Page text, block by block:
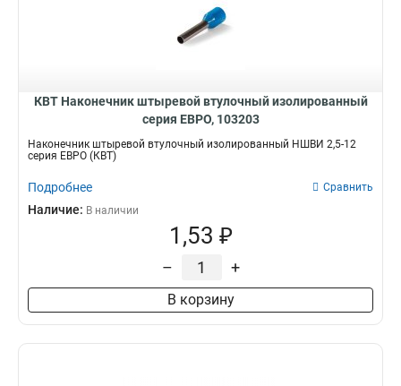
КВТ Наконечник штыревой втулочный изолированный
серия ЕВРО, 103203
Наконечник штыревой втулочный изолированный НШВИ 2,5-12
серия ЕВРО (КВТ)
Подробнее Сравнить
Наличие: В наличии
1,53 ₽
– +
В корзину